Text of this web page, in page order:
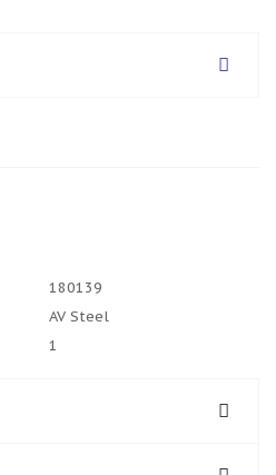
180139
AV Steel
1